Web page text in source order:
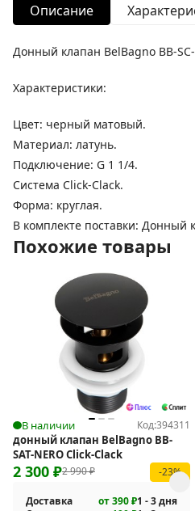
Описание
Донный клапан BelBagno BB-
Характеристики:
Цвет: черный матовый.
Материал: латунь.
Подключение: G 1 1/4.
Система Сlick-Сlack.
Форма: круглая.
В комплекте поставки: Донный
Похожие товары
В наличии Код:394311
донный клапан BelBagno BB-
SAT-NERO Сlick-Сlack
2 990₽
2 300 ₽ -23%
Доставка от 390 ₽1 - 3 дня